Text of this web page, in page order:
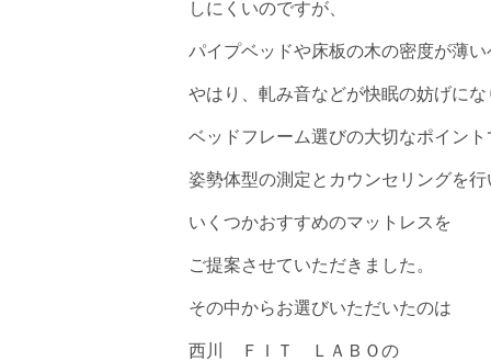
しにくいのですが、
パイプベッドや床板の木の密度が薄い
やはり、軋み音などが快眠の妨げにな
ベッドフレーム選びの大切なポイント
姿勢体型の測定とカウンセリングを行
いくつかおすすめのマットレスを
ご提案させていただきました。
その中からお選びいただいたのは
西川 ＦＩＴ ＬＡＢＯの